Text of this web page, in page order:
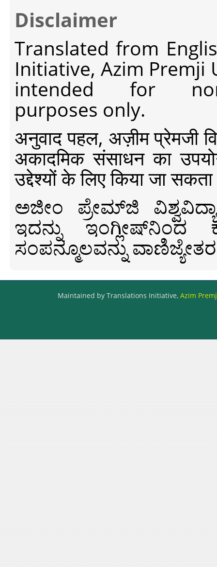
Disclaimer
Translated from
Initiative, Azim Premji
intended for non-
purposes only.
अनुवाद पहल, अज़ीम प्रेमजी
अकादमिक संसाधन का
उद्देश्यों के लिए किया जा
ಅಜೀಂ ಪ್ರೇಮ್‍ಜಿ
ಇದನ್ನು ಇಂಗ್ಲೀಷ್‍ನಿಂದ
ಸಂಪನ್ಮೂಲವನ್ನು
Maintained by Translations Initiative, Azim